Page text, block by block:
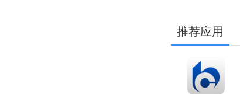
推荐应用